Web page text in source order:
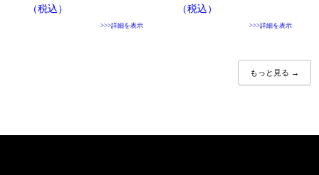
（税込）
>>>詳細を表示
（税込）
>>>詳細を表示
もっと見る →